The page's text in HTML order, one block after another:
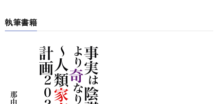
執筆書籍